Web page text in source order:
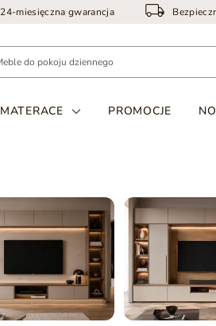
24-miesięczna gwarancja
MATERACE PROMOCJE